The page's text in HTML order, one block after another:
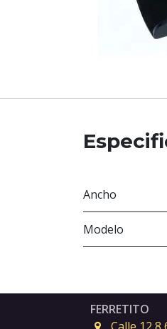
Ancho
Modelo
FERRETITO